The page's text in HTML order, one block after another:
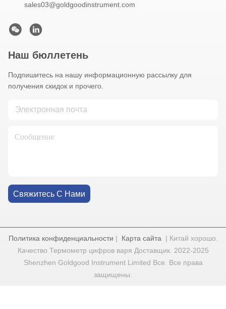
sales03@goldgoodinstrument.com
Наш бюллетень
Подпишитесь на нашу информационную рассылку для
получения скидок и прочего.
Свяжитесь С Нами
Политика конфиденциальности | Карта сайта| Китай хорошо.
Качество Термометр цифров варя Доставщик. 2022-2025
Shenzhen Goldgood Instrument Limited Все. Все права
защищены.